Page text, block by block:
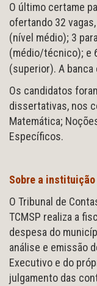
O último certame
ofertando 32
(nível médio); 3
(médio/técnico); e
(superior). A
Os candidatos
dissertativas, nos
Matemática;
Específicos.
Sobre a instituição
O Tribunal de
TCMSP realiza a
despesa do
análise e emissão
Executivo e do
julgamento das